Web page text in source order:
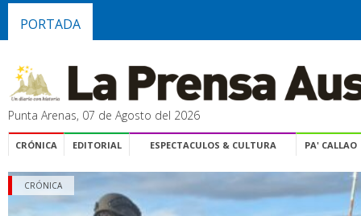
PORTADA
Punta Arenas, 07 de Agosto del 2026
CRÓNICA EDITORIAL ESPECTACULOS & CULTURA PA' CALLAO
CRÓNICA